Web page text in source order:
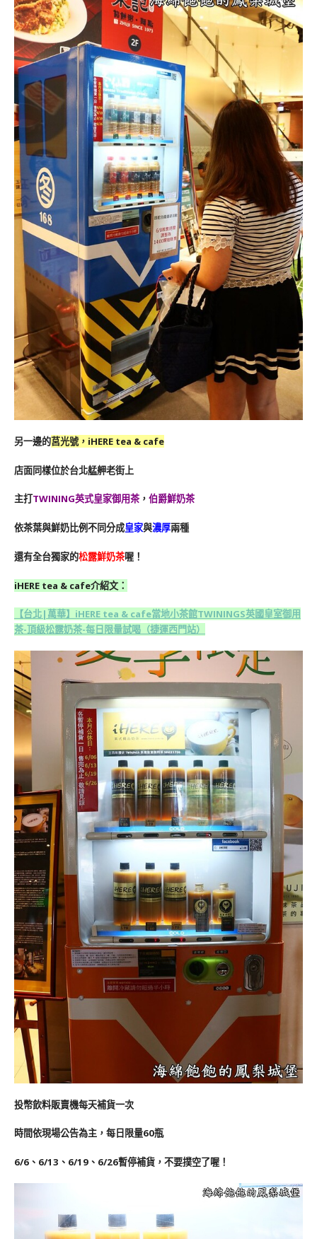
另一邊的莒光號，iHERE tea & cafe
店面同樣位於台北艋舺老街上
主打TWINING英式皇家御用茶， 伯爵鮮奶茶
依茶葉與鮮奶比例不同分成皇家與濃厚兩種
還有全台獨家的松露鮮奶茶喔！
iHERE tea & cafe介紹文：
【台北|萬華】iHERE tea & cafe當地小茶館TWININGS英國皇室御用
茶-頂級松露奶茶-每日限量試喝（捷運西門站）
投幣飲料販賣機每天補貨一次
時間依現場公告為主，每日限量60瓶
6/6、6/13、6/19、6/26暫停補貨，不要撲空了喔！